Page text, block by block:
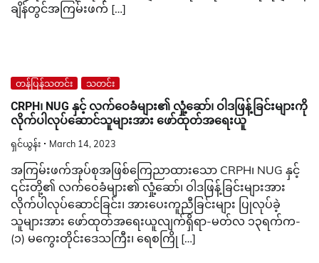
ချိန်တွင်အကြမ်းဖက် […]
တန်ပြန်သတင်း သတင်း
CRPH၊ NUG နှင့် လက်ဝေခံများ၏ လှုံ့ဆော်၊ ဝါဒဖြန့်ခြင်းများကို
လိုက်ပါလုပ်ဆောင်သူများအား ဖော်ထုတ်အရေးယူ
ရှင်ယွန်း March 14, 2023
အကြမ်းဖက်အုပ်စုအဖြစ်ကြေညာထားသော CRPH၊ NUG နှင့်
၎င်းတို့၏ လက်ဝေခံများ၏ လှုံ့ဆော်၊ ဝါဒဖြန့်ခြင်းများအား
လိုက်ပါလုပ်ဆောင်ခြင်း၊ အားပေးကူညီခြင်းများ ပြုလုပ်ခဲ့
သူများအား ဖော်ထုတ်အရေးယူလျက်ရှိရာ-မတ်လ ၁၃ရက်က-
(၁) မကွေးတိုင်းဒေသကြီး၊ ရေစကြို […]